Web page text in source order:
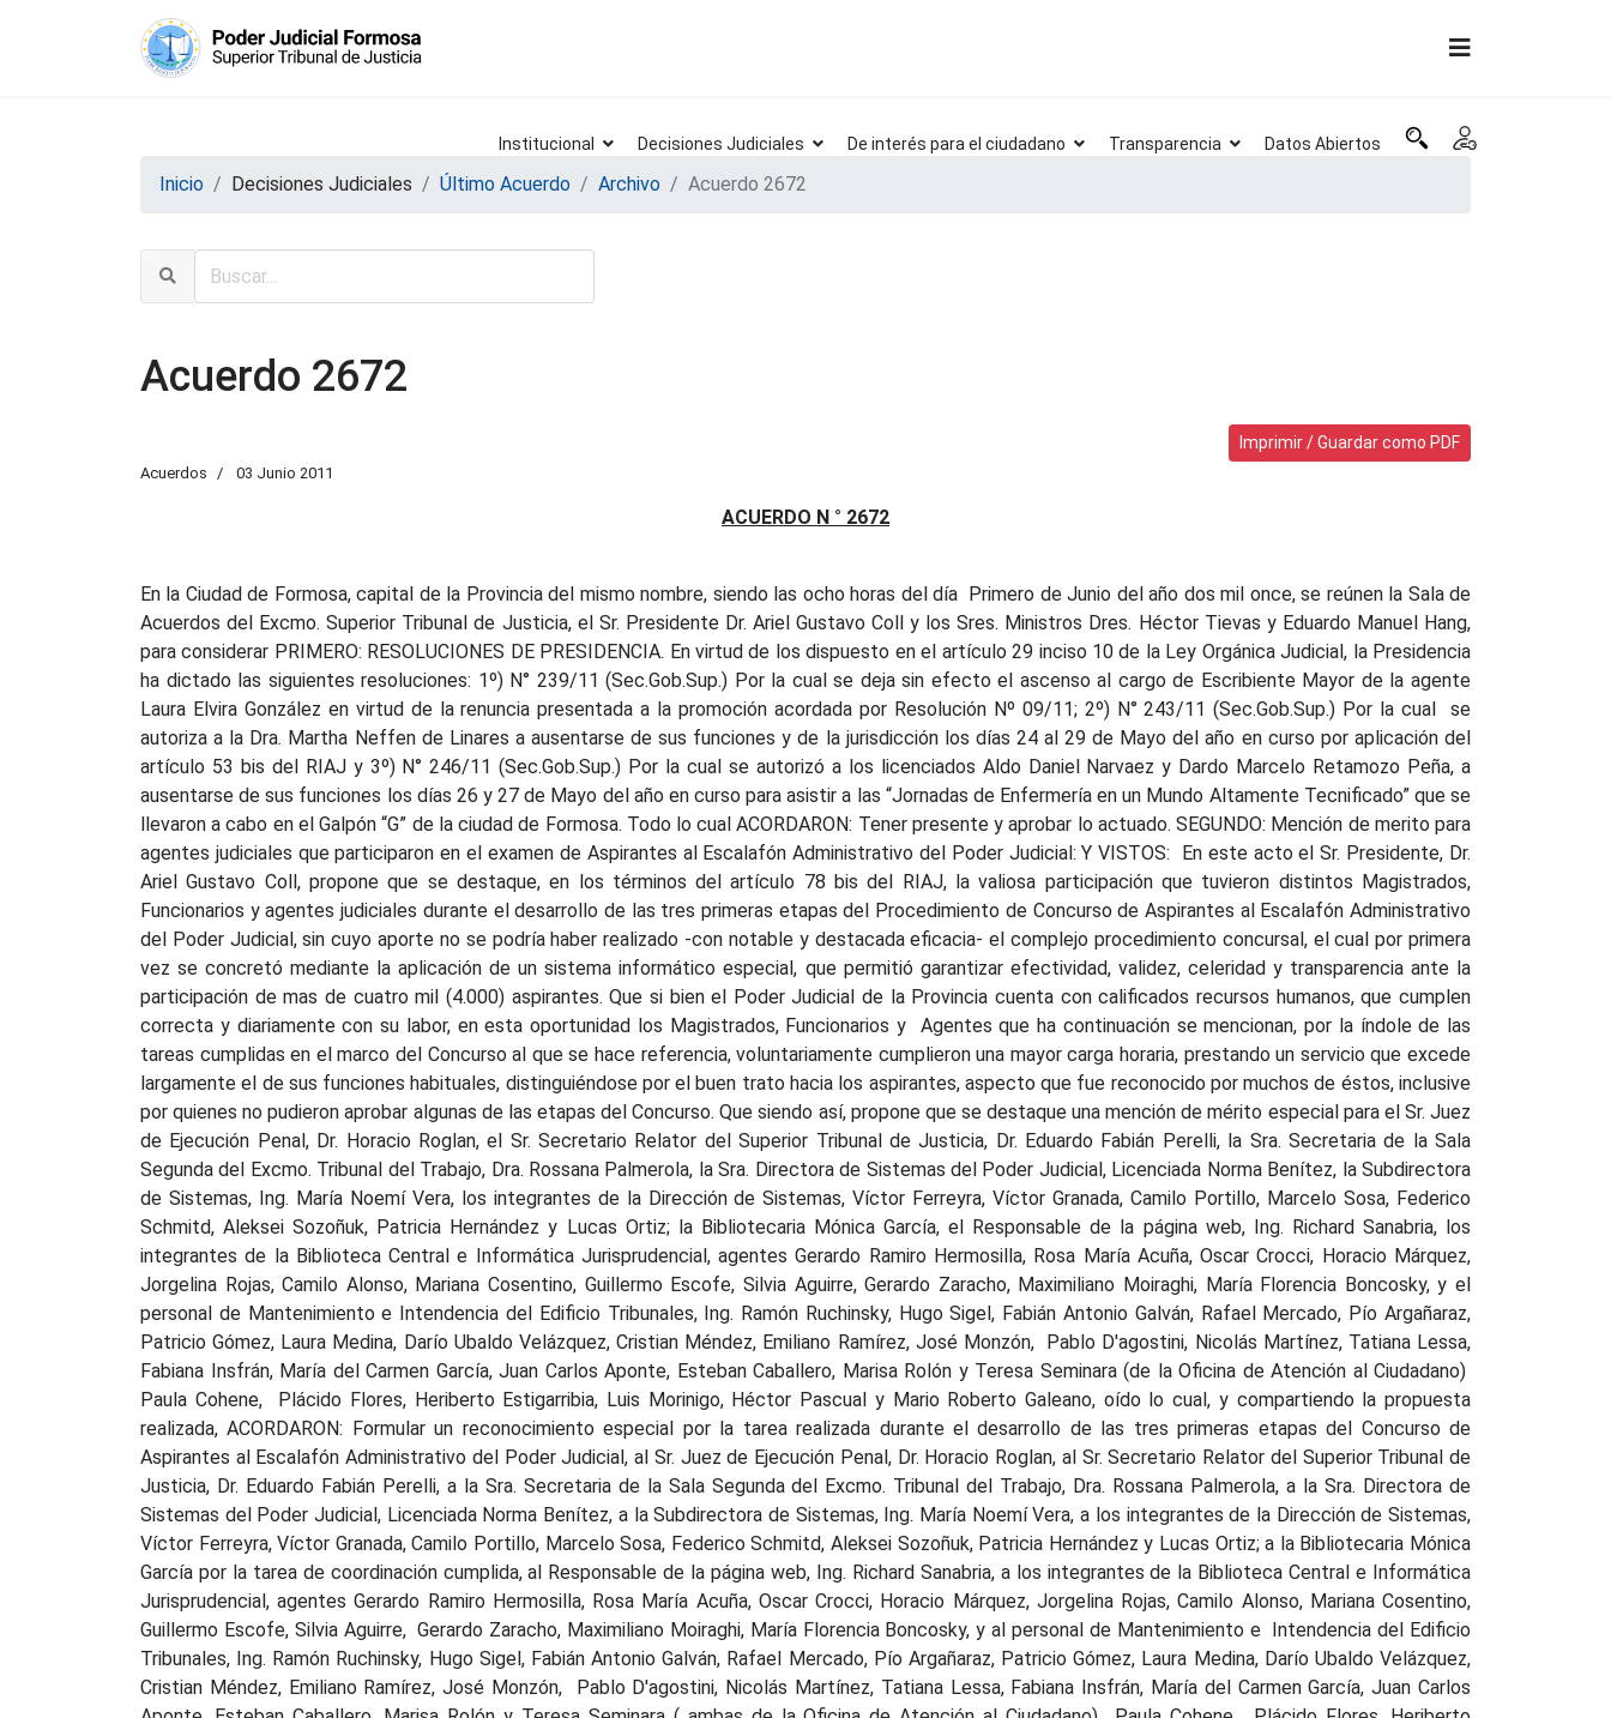
Institucional Decisiones Judiciales De interés para el ciudadano Transparencia Datos Abiertos
Inicio Decisiones Judiciales Último Acuerdo Archivo Acuerdo 2672
Acuerdo 2672
Imprimir / Guardar como PDF
Acuerdos 03 Junio 2011
ACUERDO N ° 2672
En la Ciudad de Formosa, capital de la Provincia del mismo nombre, siendo las ocho horas del día Primero de Junio del año dos mil once, se reúnen la Sala de Acuerdos del Excmo. Superior Tribunal de Justicia, el Sr. Presidente Dr. Ariel Gustavo Coll y los Sres. Ministros Dres. Héctor Tievas y Eduardo Manuel Hang, para considerar PRIMERO: RESOLUCIONES DE PRESIDENCIA. En virtud de los dispuesto en el artículo 29 inciso 10 de la Ley Orgánica Judicial, la Presidencia ha dictado las siguientes resoluciones: 1º) N° 239/11 (Sec.Gob.Sup.) Por la cual se deja sin efecto el ascenso al cargo de Escribiente Mayor de la agente Laura Elvira González en virtud de la renuncia presentada a la promoción acordada por Resolución Nº 09/11; 2º) N° 243/11 (Sec.Gob.Sup.) Por la cual se autoriza a la Dra. Martha Neffen de Linares a ausentarse de sus funciones y de la jurisdicción los días 24 al 29 de Mayo del año en curso por aplicación del artículo 53 bis del RIAJ y 3º) N° 246/11 (Sec.Gob.Sup.) Por la cual se autorizó a los licenciados Aldo Daniel Narvaez y Dardo Marcelo Retamozo Peña, a ausentarse de sus funciones los días 26 y 27 de Mayo del año en curso para asistir a las “Jornadas de Enfermería en un Mundo Altamente Tecnificado” que se llevaron a cabo en el Galpón “G” de la ciudad de Formosa. Todo lo cual ACORDARON: Tener presente y aprobar lo actuado. SEGUNDO: Mención de merito para agentes judiciales que participaron en el examen de Aspirantes al Escalafón Administrativo del Poder Judicial: Y VISTOS: En este acto el Sr. Presidente, Dr. Ariel Gustavo Coll, propone que se destaque, en los términos del artículo 78 bis del RIAJ, la valiosa participación que tuvieron distintos Magistrados, Funcionarios y agentes judiciales durante el desarrollo de las tres primeras etapas del Procedimiento de Concurso de Aspirantes al Escalafón Administrativo del Poder Judicial, sin cuyo aporte no se podría haber realizado -con notable y destacada eficacia- el complejo procedimiento concursal, el cual por primera vez se concretó mediante la aplicación de un sistema informático especial, que permitió garantizar efectividad, validez, celeridad y transparencia ante la participación de mas de cuatro mil (4.000) aspirantes. Que si bien el Poder Judicial de la Provincia cuenta con calificados recursos humanos, que cumplen correcta y diariamente con su labor, en esta oportunidad los Magistrados, Funcionarios y Agentes que ha continuación se mencionan, por la índole de las tareas cumplidas en el marco del Concurso al que se hace referencia, voluntariamente cumplieron una mayor carga horaria, prestando un servicio que excede largamente el de sus funciones habituales, distinguiéndose por el buen trato hacia los aspirantes, aspecto que fue reconocido por muchos de éstos, inclusive por quienes no pudieron aprobar algunas de las etapas del Concurso. Que siendo así, propone que se destaque una mención de mérito especial para el Sr. Juez de Ejecución Penal, Dr. Horacio Roglan, el Sr. Secretario Relator del Superior Tribunal de Justicia, Dr. Eduardo Fabián Perelli, la Sra. Secretaria de la Sala Segunda del Excmo. Tribunal del Trabajo, Dra. Rossana Palmerola, la Sra. Directora de Sistemas del Poder Judicial, Licenciada Norma Benítez, la Subdirectora de Sistemas, Ing. María Noemí Vera, los integrantes de la Dirección de Sistemas, Víctor Ferreyra, Víctor Granada, Camilo Portillo, Marcelo Sosa, Federico Schmitd, Aleksei Sozoñuk, Patricia Hernández y Lucas Ortiz; la Bibliotecaria Mónica García, el Responsable de la página web, Ing. Richard Sanabria, los integrantes de la Biblioteca Central e Informática Jurisprudencial, agentes Gerardo Ramiro Hermosilla, Rosa María Acuña, Oscar Crocci, Horacio Márquez, Jorgelina Rojas, Camilo Alonso, Mariana Cosentino, Guillermo Escofe, Silvia Aguirre, Gerardo Zaracho, Maximiliano Moiraghi, María Florencia Boncosky, y el personal de Mantenimiento e Intendencia del Edificio Tribunales, Ing. Ramón Ruchinsky, Hugo Sigel, Fabián Antonio Galván, Rafael Mercado, Pío Argañaraz, Patricio Gómez, Laura Medina, Darío Ubaldo Velázquez, Cristian Méndez, Emiliano Ramírez, José Monzón, Pablo D'agostini, Nicolás Martínez, Tatiana Lessa, Fabiana Insfrán, María del Carmen García, Juan Carlos Aponte, Esteban Caballero, Marisa Rolón y Teresa Seminara (de la Oficina de Atención al Ciudadano) Paula Cohene, Plácido Flores, Heriberto Estigarribia, Luis Morinigo, Héctor Pascual y Mario Roberto Galeano, oído lo cual, y compartiendo la propuesta realizada, ACORDARON: Formular un reconocimiento especial por la tarea realizada durante el desarrollo de las tres primeras etapas del Concurso de Aspirantes al Escalafón Administrativo del Poder Judicial, al Sr. Juez de Ejecución Penal, Dr. Horacio Roglan, al Sr. Secretario Relator del Superior Tribunal de Justicia, Dr. Eduardo Fabián Perelli, a la Sra. Secretaria de la Sala Segunda del Excmo. Tribunal del Trabajo, Dra. Rossana Palmerola, a la Sra. Directora de Sistemas del Poder Judicial, Licenciada Norma Benítez, a la Subdirectora de Sistemas, Ing. María Noemí Vera, a los integrantes de la Dirección de Sistemas, Víctor Ferreyra, Víctor Granada, Camilo Portillo, Marcelo Sosa, Federico Schmitd, Aleksei Sozoñuk, Patricia Hernández y Lucas Ortiz; a la Bibliotecaria Mónica García por la tarea de coordinación cumplida, al Responsable de la página web, Ing. Richard Sanabria, a los integrantes de la Biblioteca Central e Informática Jurisprudencial, agentes Gerardo Ramiro Hermosilla, Rosa María Acuña, Oscar Crocci, Horacio Márquez, Jorgelina Rojas, Camilo Alonso, Mariana Cosentino, Guillermo Escofe, Silvia Aguirre, Gerardo Zaracho, Maximiliano Moiraghi, María Florencia Boncosky, y al personal de Mantenimiento e Intendencia del Edificio Tribunales, Ing. Ramón Ruchinsky, Hugo Sigel, Fabián Antonio Galván, Rafael Mercado, Pío Argañaraz, Patricio Gómez, Laura Medina, Darío Ubaldo Velázquez, Cristian Méndez, Emiliano Ramírez, José Monzón, Pablo D'agostini, Nicolás Martínez, Tatiana Lessa, Fabiana Insfrán, María del Carmen García, Juan Carlos Aponte, Esteban Caballero, Marisa Rolón y Teresa Seminara ( ambas de la Oficina de Atención al Ciudadano) Paula Cohene, Plácido Flores, Heriberto Estigarribia, Luis Morinigo, Héctor Pascual y Mario Roberto Galeano, dejando constancia en sus respectivos legajos personales. TERCERO: Sra. Juez del Juzgado de Primera Instancia en lo Civil y Comercial Nº 5, Dra. María Eugenia García Nardi s/ Pedido: Y VISTOS: El pedido formulado por la Sra. Juez del Juzgado de Primera Instancia en lo Civil y Comercial Nº 5, Dra. María Eugenia García Nardi, tendiente a que se le prorrogue el plazo para dictar sentencia en los expedientes Nº 159/07 caratulado “MICRED SRL c/ Arjona, Guillermina Santiago y Otra s/ Juicio Ordinario” y Nº 712/08 caratulado “Malgarini, José Luis c/ Empresa Constructora JCR SA s/ Juicio Ordinario”, en atención al cúmulo de causas que pasan para el dictado de sentencia en una misma fecha, ACORDARON: Conceder cuarenta (40) días de plazo para dictar sentencia en las dos causas que menciona. CUARTO: Dras. Blanca Toledo y Mirta Coronel s/ Pedido: Y VISTOS El pedido formulado por las Dras. Blanca Toledo y Mirta Coronel tendiente a poder realizar un examen médico de reingreso al personal que, habiendo estado tramitando su jubilación por invalidez, debe reintegrarse al Poder Judicial cuando la Caja de Previsión Social decide, en el ámbito de su competencia, denegar o cancelar el beneficio pretendido y disponer el reingreso del agente; que el objetivo de la petición apunta a detectar las patologías que eventualmente han sobrevenido durante la ausencia prolongada del agente, teniendo en cuenta el lapso de licencia que autoriza el artículo 49 del RIAJ debiendo en su caso, acompañarse de un psicodiagnóstico cuando se adviertan patologías psiquiátricas. Que siendo razonable el planteo formulado en atención al reingreso de personal judicial a sus actividades habituales, ACORDARON: Autorizar como se solicita, debiendo confeccionarse un nuevo examen médico completo del agente que debe reintegrarse, por denegación o cancelación del beneficio de jubilación por invalidez, que permita identificar las tareas para las cuales se encuentra apto, en caso de mantenerse una situación de incapacidad parcial. QUINTO: Sra. Juez del Juzgado de Primera Instancia en lo Civil y Comercial Nº 3, Dra. Judith Sosa de Lozina s/ Pedido: Y VISTOS El pedido de licencia formulado por la Dra. Judith Sosa de Lozina para ausentarse de sus funciones y de la jurisdicción los días 7, 8, 9 y 10 de junio del año en curso con el objeto de asistir al XXV Congreso Nacional de Derecho Procesal a llevarse a cabo en la ciudad de Santa Fe, ACORDARON: Conceder la licencia solicitada en los términos requeridos (Conf. artículo 56 RIAJ). SEXTO: Agente Leoncia Ruiz Díaz s/ Pedido: Y VISTOS El pedido formulado por la agente Leoncia Ruiz Díaz para ausentarse de sus funciones y de la jurisdicción los días 7, 8, 9 y 10 de Junio del año en curso con el objeto de asistir al XXV Congreso Nacional de Derecho Procesal a llevarse a cabo en la ciudad de Santa Fe, contando con la anuencia de su superior jerárquico, ACORDARON: Conceder la licencia solicitada en los términos requeridos (Conf. artículo 56 RIAJ). SEPTIMO: Agente Rommy Grisel Daldovo s/ Pedido: Y VISTOS: El pedido formulado por la agente Rommy Grisel Daldovo, para ausentarse de sus funciones y de la jurisdicción los días 7, 8, 9 y 10 de junio del año en curso con el objeto de asistir al XXV Congreso Nacional de Derecho Procesal a llevarse a cabo en la ciudad de Santa Fe, contando con la anuencia de su superior jerárquico, ACORDARON: Conceder la licencia solicitada en los términos requeridos (Conf. artículo 56 RIAJ). OCTAVO: Agente Patricia Adriana Ramos s/ Pedido: Y VISTOS: El pedido formulado por la agente Patricia Adriana Ramos, para ausentarse de sus funciones y de la jurisdicción los días 7, 8, 9 y 10 de junio del año en curso con el objeto de asistir al XXV Congreso Nacional de Derecho